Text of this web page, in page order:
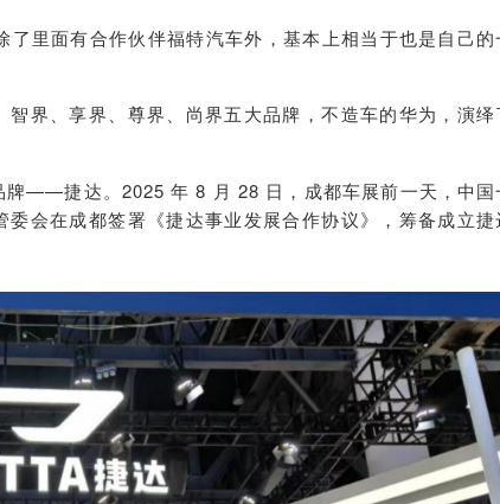
里面有合作伙伴福特汽车外，基本上相当于也是自己的
界、享界、尊界、尚界五大品牌，不造车的华为，演绎
牌——捷达。2025 年 8 月 28 日，成都车展前一天，中国
会在成都签署《捷达事业发展合作协议》，筹备成立捷